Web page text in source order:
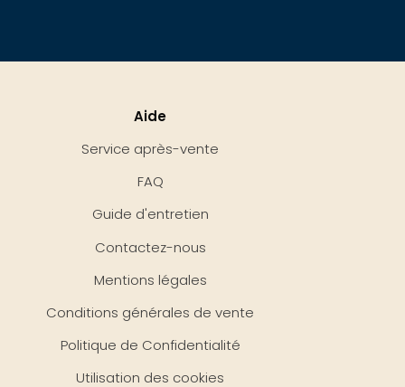
Aide
Service après-vente
FAQ
Guide d'entretien
Contactez-nous
Mentions légales
Conditions générales de vente
Politique de Confidentialité
Utilisation des cookies